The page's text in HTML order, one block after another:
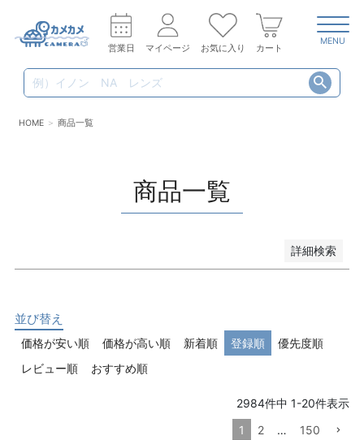
営業日 マイページ お気に入り カート
MENU
HOME 商品一覧
商品一覧
詳細検索
キーワード
価格
並び替え
価格が安い順 価格が高い順 新着順 登録順
優先度順
レビュー順
おすすめ順
2984件中 1-20件表示
1
2 … 150